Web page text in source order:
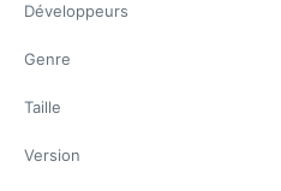
Développeurs
Genre
Taille
Version